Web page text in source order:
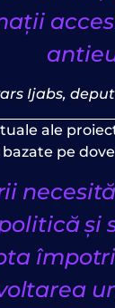
Ijabs,
ale
pe
și